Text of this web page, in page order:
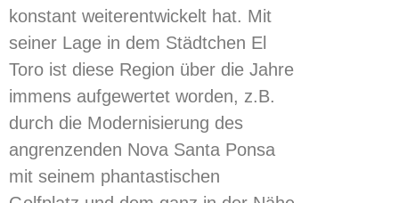
konstant weiterentwickelt hat. Mit
seiner Lage in dem Städtchen El
Toro ist diese Region über die Jahre
immens aufgewertet worden, z.B.
durch die Modernisierung des
angrenzenden Nova Santa Ponsa
mit seinem phantastischen